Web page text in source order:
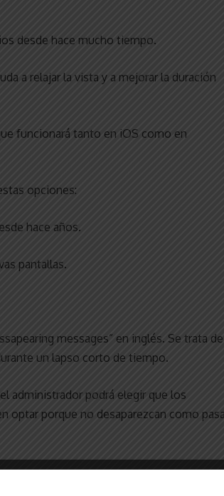
desde hace mucho tiempo.
a relajar la vista y a mejorar la duración
funcionará tanto en iOS como en
opciones:
hace años.
pantallas.
messages” en inglés. Se trata de
un lapso corto de tiempo.
administrador podrá elegir que los
optar porque no desaparezcan como